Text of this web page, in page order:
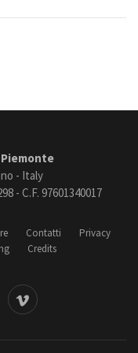
Piemonte
- Italy
- C.F. 97601340017
Contatti
Privacy
Credits